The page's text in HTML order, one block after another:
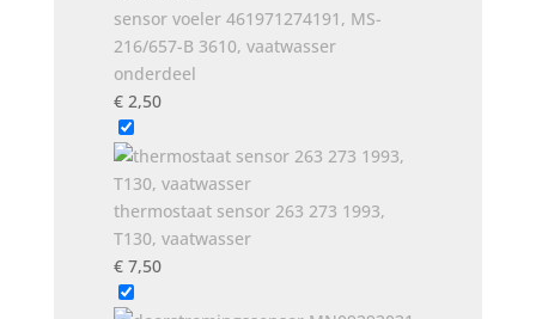
sensor voeler 461971274191, MS-
216/657-B 3610, vaatwasser
onderdeel
€2,50
thermostaat sensor 263 273 1993,
T130, vaatwasser
€7,50